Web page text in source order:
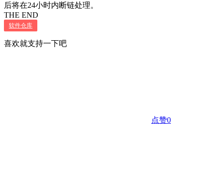
后将在24小时内断链处理。
THE END
软件仓库
喜欢就支持一下吧
点赞0